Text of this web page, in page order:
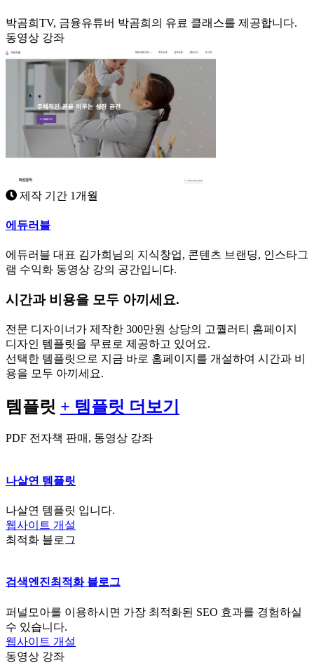
박곰희TV, 금융유튜버 박곰희의 유료 클래스를 제공합니다.
동영상 강좌
제작 기간 1개월
에듀러블
에듀러블 대표 김가희님의 지식창업, 콘텐츠 브랜딩, 인스타그
램 수익화 동영상 강의 공간입니다.
시간과 비용을 모두 아끼세요.
전문 디자이너가 제작한 300만원 상당의 고퀄러티 홈페이지
디자인 템플릿을 무료로 제공하고 있어요.
선택한 템플릿으로 지금 바로 홈페이지를 개설하여 시간과 비
용을 모두 아끼세요.
템플릿 + 템플릿 더보기
PDF 전자책 판매, 동영상 강좌
나살연 템플릿
나살연 템플릿 입니다.
웹사이트 개설
최적화 블로그
검색엔진최적화 블로그
퍼널모아를 이용하시면 가장 최적화된 SEO 효과를 경험하실
수 있습니다.
웹사이트 개설
동영상 강좌